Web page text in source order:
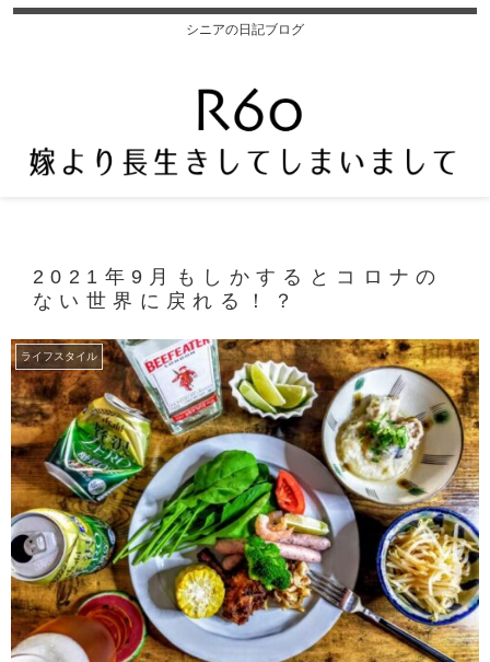
シニアの日記ブログ
2021年9月もしかするとコロナの
ない世界に戻れる！？
ライフスタイル